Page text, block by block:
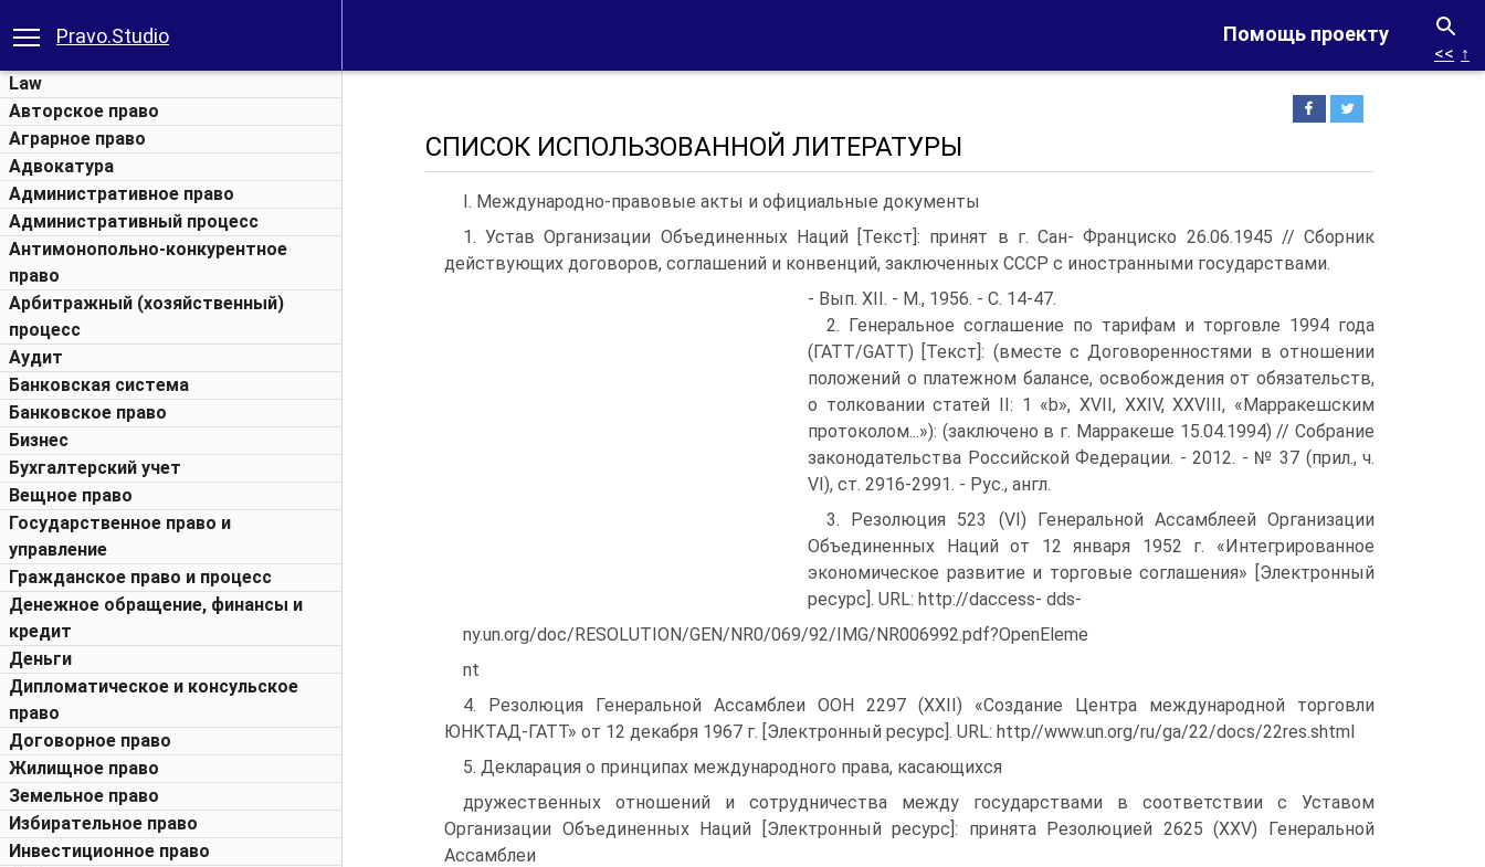
Помощь проекту
Pravo.Studio
Law
Авторское право
Аграрное право
Адвокатура
Административное право
Административный процесс
Антимонопольно-конкурентное
право
Арбитражный (хозяйственный)
процесс
Аудит
Банковская система
Банковское право
Бизнес
Бухгалтерский учет
Вещное право
Государственное право и
управление
Гражданское право и процесс
Денежное обращение, финансы и
кредит
Деньги
Дипломатическое и консульское
право
Договорное право
Жилищное право
Земельное право
Избирательное право
Инвестиционное право
<< ↑
СПИСОК ИСПОЛЬЗОВАННОЙ ЛИТЕРАТУРЫ
I. Международно-правовые акты и официальные документы
1. Устав Организации Объединенных Наций [Текст]: принят в г. Сан- Франциско 26.06.1945 // Сборник
действующих договоров, соглашений и конвенций, заключенных СССР с иностранными государствами.
- Вып. XII. - М., 1956. - С. 14-47.
2. Генеральное соглашение по тарифам и торговле 1994 года
(ГАТТ/GATT) [Текст]: (вместе с Договоренностями в отношении
положений о платежном балансе, освобождения от обязательств,
о толковании статей II: 1 «b», XVII, XXIV, XXVIII, «Марракешским
протоколом...»): (заключено в г. Марракеше 15.04.1994) // Собрание
законодательства Российской Федерации. - 2012. - № 37 (прил., ч.
VI), ст. 2916-2991. - Рус., англ.
3. Резолюция 523 (VI) Генеральной Ассамблеей Организации
Объединенных Наций от 12 января 1952 г. «Интегрированное
экономическое развитие и торговые соглашения» [Электронный
ресурс]. URL: http://daccess- dds-
ny.un.org/doc/RESOLUTION/GEN/NR0/069/92/IMG/NR006992.pdf?OpenEleme
nt
4. Резолюция Генеральной Ассамблеи ООН 2297 (XXII) «Создание Центра международной торговли
ЮНКТАД-ГАТТ» от 12 декабря 1967 г. [Электронный ресурс]. URL: http//www.un.org/ru/ga/22/docs/22res.shtml
5. Декларация о принципах международного права, касающихся
дружественных отношений и сотрудничества между государствами в соответствии с Уставом
Организации Объединенных Наций [Электронный ресурс]: принята Резолюцией 2625 (ХХV) Генеральной
Ассамблеи